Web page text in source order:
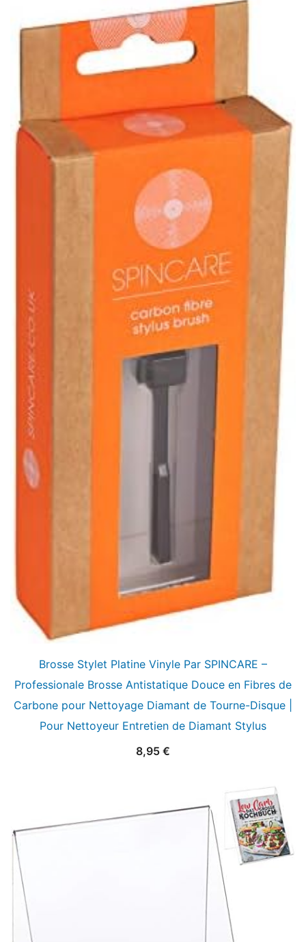
Brosse Stylet Platine Vinyle Par SPINCARE –
Professionale Brosse Antistatique Douce en Fibres de
Carbone pour Nettoyage Diamant de Tourne-Disque |
Pour Nettoyeur Entretien de Diamant Stylus
8,95 €